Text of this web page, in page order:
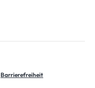
Barrierefreiheit